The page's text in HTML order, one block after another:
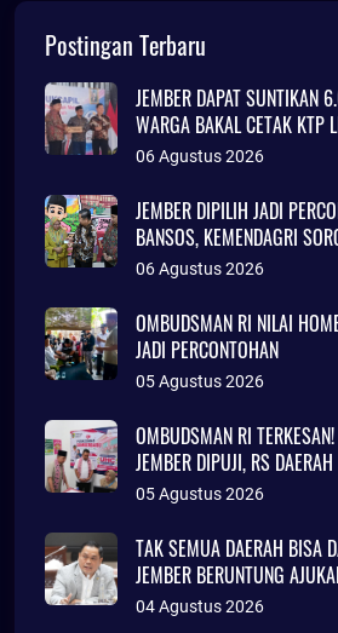
Postingan Terbaru
JEMBER DAPAT SUNTIKAN
WARGA BAKAL CETAK KTP
06 Agustus 2026
JEMBER DIPILIH JADI
BANSOS, KEMENDAGRI
ADMINDUK
06 Agustus 2026
OMBUDSMAN RI NILAI
JADI PERCONTOHAN
05 Agustus 2026
OMBUDSMAN RI
JEMBER DIPUJI, RS
KLINIK JAKARTA
05 Agustus 2026
TAK SEMUA DAERAH BISA
JEMBER BERUNTUNG
Rp786 MILIAR
04 Agustus 2026